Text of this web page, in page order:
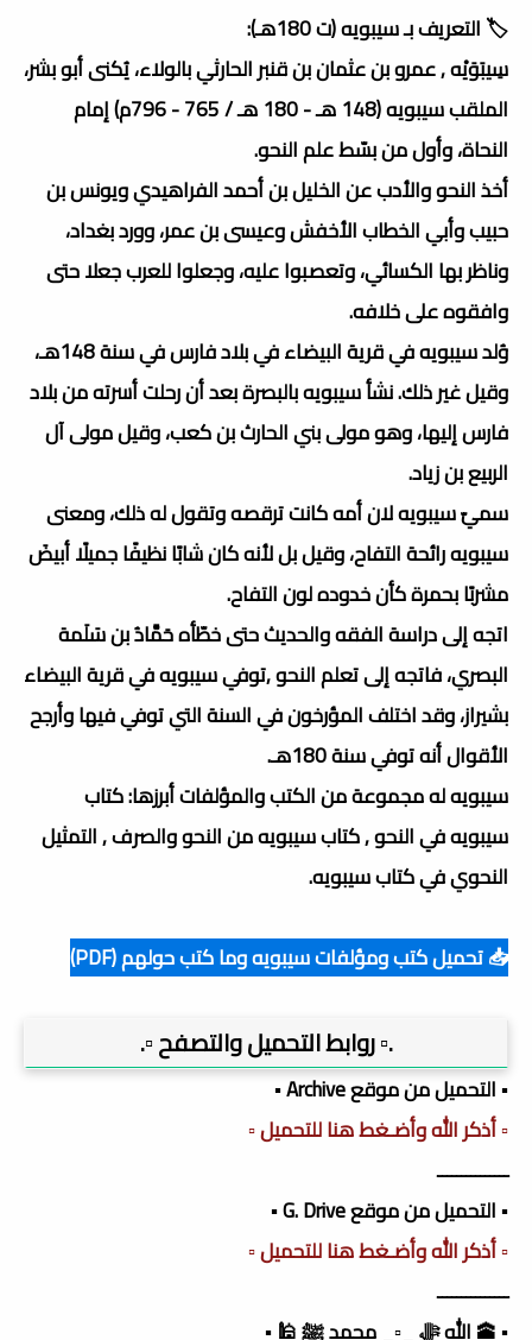
🏷️ التعريف بـ سيبويه (ت 180هـ):
سِيبَوَيْه , عمرو بن عثمان بن قنبر الحارثي بالولاء، يُكنى أبو بشر،
الملقب سيبويه (148 هـ - 180 هـ / 765 - 796م) إمام
النحاة، وأول من بسّط علم النحو.
أخذ النحو والأدب عن الخليل بن أحمد الفراهيدي ويونس بن
حبيب وأبي الخطاب الأخفش وعيسى بن عمر، وورد بغداد،
وناظر بها الكسائي، وتعصبوا عليه، وجعلوا للعرب جعلا حتى
وافقوه على خلافه.
وُلد سيبويه في قرية البيضاء في بلاد فارس في سنة 148هـ،
وقيل غير ذلك. نشأ سيبويه بالبصرة بعد أن رحلت أسرته من بلاد
فارس إليها، وهو مولى بني الحارث بن كعب، وقيل مولى آل
الربيع بن زياد.
سميّ سيبويه لان أمه كانت ترقصه وتقول له ذلك، ومعنى
سيبويه رائحة التفاح، وقيل بل لأنه كان شابًا نظيفًا جميلًا أبيضَ
مشربًا بحمرة كأن خدوده لون التفاح.
اتجه إلى دراسة الفقه والحديث حتى خطّأه حَمَّادُ بن سَلَمة
البصري، فاتجه إلى تعلم النحو ,توفي سيبويه في قرية البيضاء
بشيراز، وقد اختلف المؤرخون في السنة التي توفي فيها وأرجح
الأقوال أنه توفي سنة 180هـ.
سيبويه له مجموعة من الكتب والمؤلفات أبرزها: كتاب
سيبويه في النحو , كتاب سيبويه من النحو والصرف , التمثيل
النحوي في كتاب سيبويه.
📥 تحميل كتب ومؤلفات سيبويه وما كتب حولهم (PDF)
.▫️ روابط التحميل والتصفح ▫️.
▪️ التحميل من موقع Archive ▪️
▫️ أذكر الله وأضـغط هنا للتحميل ▫️
ـــــــــــــــ
▪️ التحميل من موقع G. Drive ▪️
▫️ أذكر الله وأضـغط هنا للتحميل ▫️
ـــــــــــــــ
▪️ 🕋 الله ﷻ _▫️_ محمد ﷺ 🕌 ▪️